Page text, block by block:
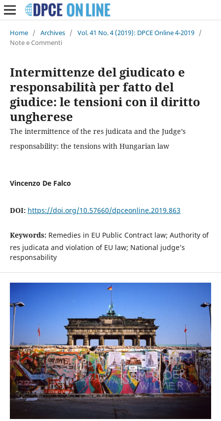
Home / Archives / Vol. 41 No. 4 (2019): DPCE Online 4-2019 /
Note e Commenti
Intermittenze del giudicato e
responsabilità per fatto del
giudice: le tensioni con il diritto
ungherese
The intermittence of the res judicata and the Judge’s
responsability: the tensions with Hungarian law
Vincenzo De Falco
DOI: https://doi.org/10.57660/dpceonline.2019.863
Keywords: Remedies in EU Public Contract law; Authority of
res judicata and violation of EU law; National judge’s
responsability